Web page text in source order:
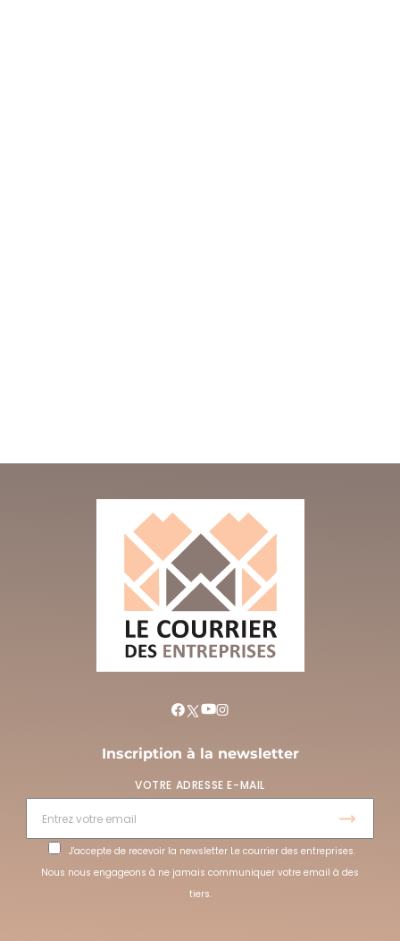
Inscription à la newsletter
VOTRE ADRESSE E-MAIL
J'accepte de recevoir la newsletter Le courrier des entreprises.
Nous nous engageons à ne jamais communiquer votre email à des
tiers.